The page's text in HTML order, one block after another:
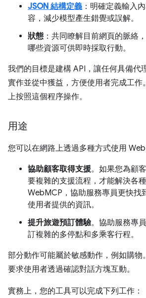
JSON 結構定義 ：明確定義輸入
容，減少模型產生錯覺或誤解。
狀態：共同瞭解目前網頁的脈絡
哪些資源可供即時採取行動。
我們的目標是建構 API，讓任何具備代
實作並從中獲益，方便使用者完成工作
上按照這個程序操作。
用途
您可以在網路上透過多種方式使用
協助顧客取得支援。如果您為顧
要複雜的支援流程，才能解決各
WebMCP，協助服務專員更快找
使用者提供的資訊。
提升旅遊預訂體驗。協助服務專
訂複雜的多停點和多乘客行程。
部分動作可能屬於敏感動作，例如購物
要求使用者透過確認對話方塊互動。
實務上，您的工具可以完成下列工作：